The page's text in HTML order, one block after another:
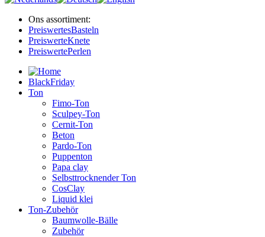
Ons assortiment:
PreiswertesBasteln
PreiswerteKnete
PreiswertePerlen
BlackFriday
Ton
Fimo-Ton
Sculpey-Ton
Cernit-Ton
Beton
Pardo-Ton
Puppenton
Papa clay
Selbsttrocknender Ton
CosClay
Liquid klei
Ton-Zubehör
Baumwolle-Bälle
Zubehör